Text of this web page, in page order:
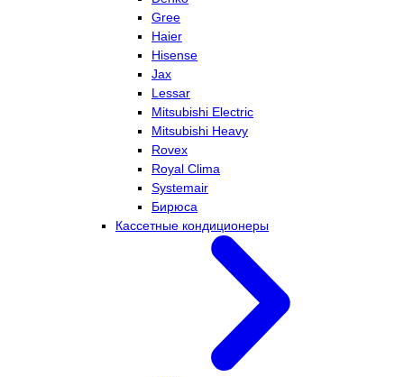
Gree
Haier
Hisense
Jax
Lessar
Mitsubishi Electric
Mitsubishi Heavy
Rovex
Royal Clima
Systemair
Бирюса
Кассетные кондиционеры